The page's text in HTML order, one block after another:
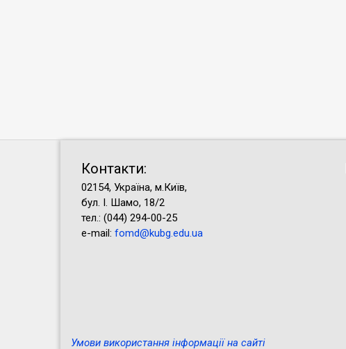
Контакти:
02154, Україна, м.Київ,
бул. І. Шамо, 18/2
тел.: (044) 294-00-25
e-mail: fomd@kubg.edu.ua
Умови використання інформації на сайті